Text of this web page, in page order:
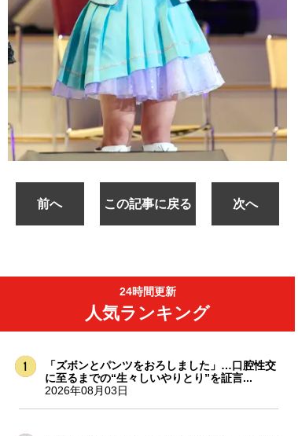
前へ この記事に戻る 次へ
24時間更新
人気ランキング
「ズボンとパンツをおろしました」…口腔性交
に至るまでの“生々しいやりとり”を証言...
2026年08月03日